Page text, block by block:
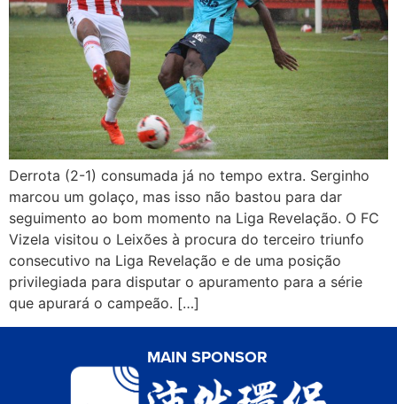
Derrota (2-1) consumada já no tempo extra. Serginho
marcou um golaço, mas isso não bastou para dar
seguimento ao bom momento na Liga Revelação. O FC
Vizela visitou o Leixões à procura do terceiro triunfo
consecutivo na Liga Revelação e de uma posição
privilegiada para disputar o apuramento para a série
que apurará o campeão. […]
MAIN SPONSOR